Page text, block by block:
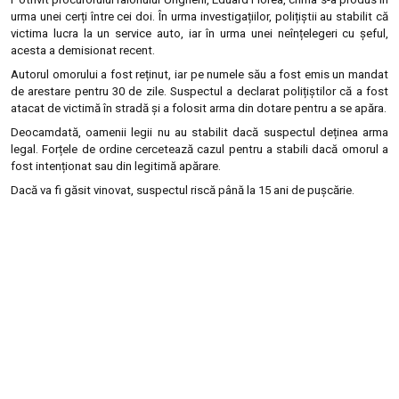
urma unei cerți între cei doi. În urma investigațiilor, polițiștii au stabilit că
victima lucra la un service auto, iar în urma unei neînțelegeri cu șeful,
acesta a demisionat recent.
Autorul omorului a fost reținut, iar pe numele său a fost emis un mandat
de arestare pentru 30 de zile. Suspectul a declarat polițiștilor că a fost
atacat de victimă în stradă și a folosit arma din dotare pentru a se apăra.
Deocamdată, oamenii legii nu au stabilit dacă suspectul deținea arma
legal. Forțele de ordine cercetează cazul pentru a stabili dacă omorul a
fost intenționat sau din legitimă apărare.
Dacă va fi găsit vinovat, suspectul riscă până la 15 ani de pușcărie.